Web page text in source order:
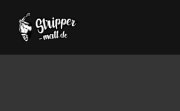
Inhalt
springen